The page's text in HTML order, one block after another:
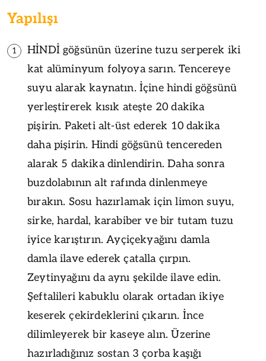
Yapılışı
1
HİNDİ göğsünün üzerine tuzu serperek iki
kat alüminyum folyoya sarın. Tencereye
suyu alarak kaynatın. İçine hindi göğsünü
yerleştirerek kısık ateşte 20 dakika
pişirin. Paketi alt-üst ederek 10 dakika
daha pişirin. Hindi göğsünü tencereden
alarak 5 dakika dinlendirin. Daha sonra
buzdolabının alt rafında dinlenmeye
bırakın. Sosu hazırlamak için limon suyu,
sirke, hardal, karabiber ve bir tutam tuzu
iyice karıştırın. Ayçiçekyağını damla
damla ilave ederek çatalla çırpın.
Zeytinyağını da aynı şekilde ilave edin.
Şeftalileri kabuklu olarak ortadan ikiye
keserek çekirdeklerini çıkarın. İnce
dilimleyerek bir kaseye alın. Üzerine
hazırladığınız sostan 3 çorba kaşığı